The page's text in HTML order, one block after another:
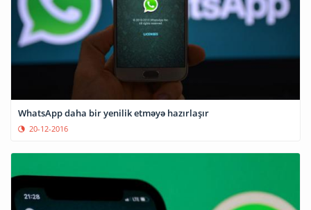
WhatsApp daha bir yenilik etməyə hazırlaşır
20-12-2016